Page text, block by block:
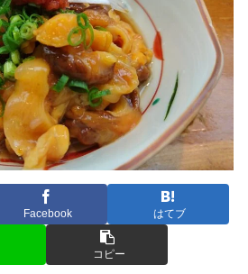
Facebook はてブ
コピー